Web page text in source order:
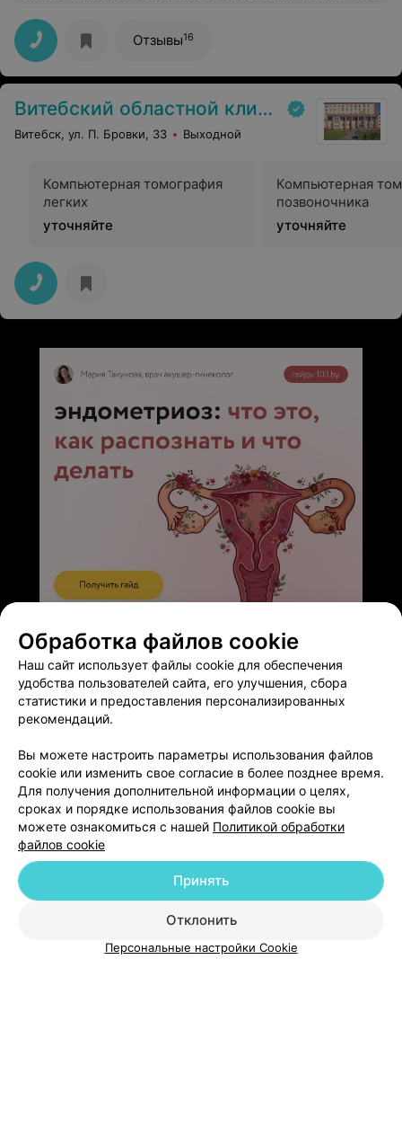
Отзывы16
Витебский областной клинический онкологический диспансер
Витебск, ул. П. Бровки, 33 Выходной
Компьютерная томография
легких
уточняйте
Компьютерная
позвоночника
уточняйте
Добавить специалиста
О проекте Новости проекта
Размещение рекламы
Медицинский маркетинг
Публичный договор
Пользовательское соглашение
Способы оплаты
Обработка файлов cookie
Наш сайт использует файлы cookie для обеспечения
удобства пользователей сайта, его улучшения, сбора
статистики и предоставления персонализированных
рекомендаций.
Вы можете настроить параметры использования файлов
cookie или изменить свое согласие в более позднее время.
Для получения дополнительной информации о целях,
сроках и порядке использования файлов cookie вы
можете ознакомиться с нашей Политикой обработки
файлов cookie
Отклонить
Принять
Персональные настройки Cookie